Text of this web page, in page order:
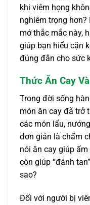
khi viêm họng
nghiêm trọng
mớ thắc mắc này,
giúp bạn hiểu cặn
đúng đắn cho sức
Thức Ăn Cay
Trong đời sống
món ăn cay đã trở
các món lẩu,
đơn giản là chấm
nói ăn cay giúp
còn giúp “đánh
sao?
Đối với người bị